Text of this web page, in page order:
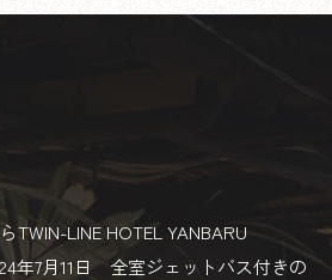
TWIN-LINE HOTEL YANBARU
年7月11日 全室ジェットバス付きの